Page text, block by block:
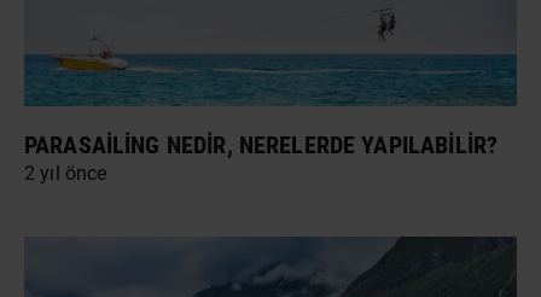
PARASAILING NEDIR, NERELERDE YAPILABILIR?
2 yıl önce